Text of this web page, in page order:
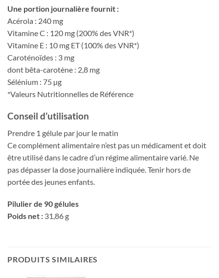
Une portion journalière fournit :
Acérola : 240 mg
Vitamine C : 120 mg (200% des VNR*)
Vitamine E : 10 mg ET (100% des VNR*)
Caroténoïdes : 3 mg
dont bêta-carotène : 2,8 mg
Sélénium : 75 µg
*Valeurs Nutritionnelles de Référence
Conseil d’utilisation
Prendre 1 gélule par jour le matin
Ce complément alimentaire n’est pas un médicament et doit
être utilisé dans le cadre d’un régime alimentaire varié. Ne
pas dépasser la dose journalière indiquée. Tenir hors de
portée des jeunes enfants.
Pilulier de 90 gélules
Poids net : 31,86 g
PRODUITS SIMILAIRES